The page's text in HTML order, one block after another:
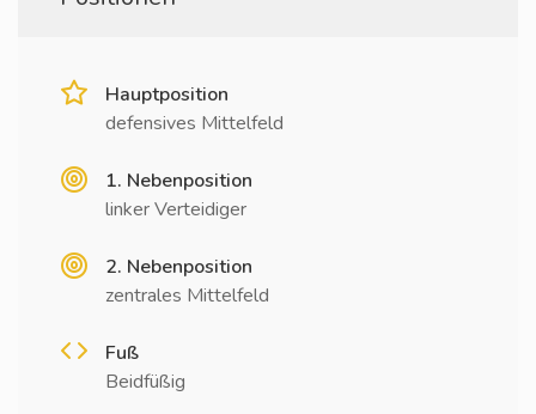
Hauptposition
defensives Mittelfeld
1. Nebenposition
linker Verteidiger
2. Nebenposition
zentrales Mittelfeld
Fuß
Beidfüßig